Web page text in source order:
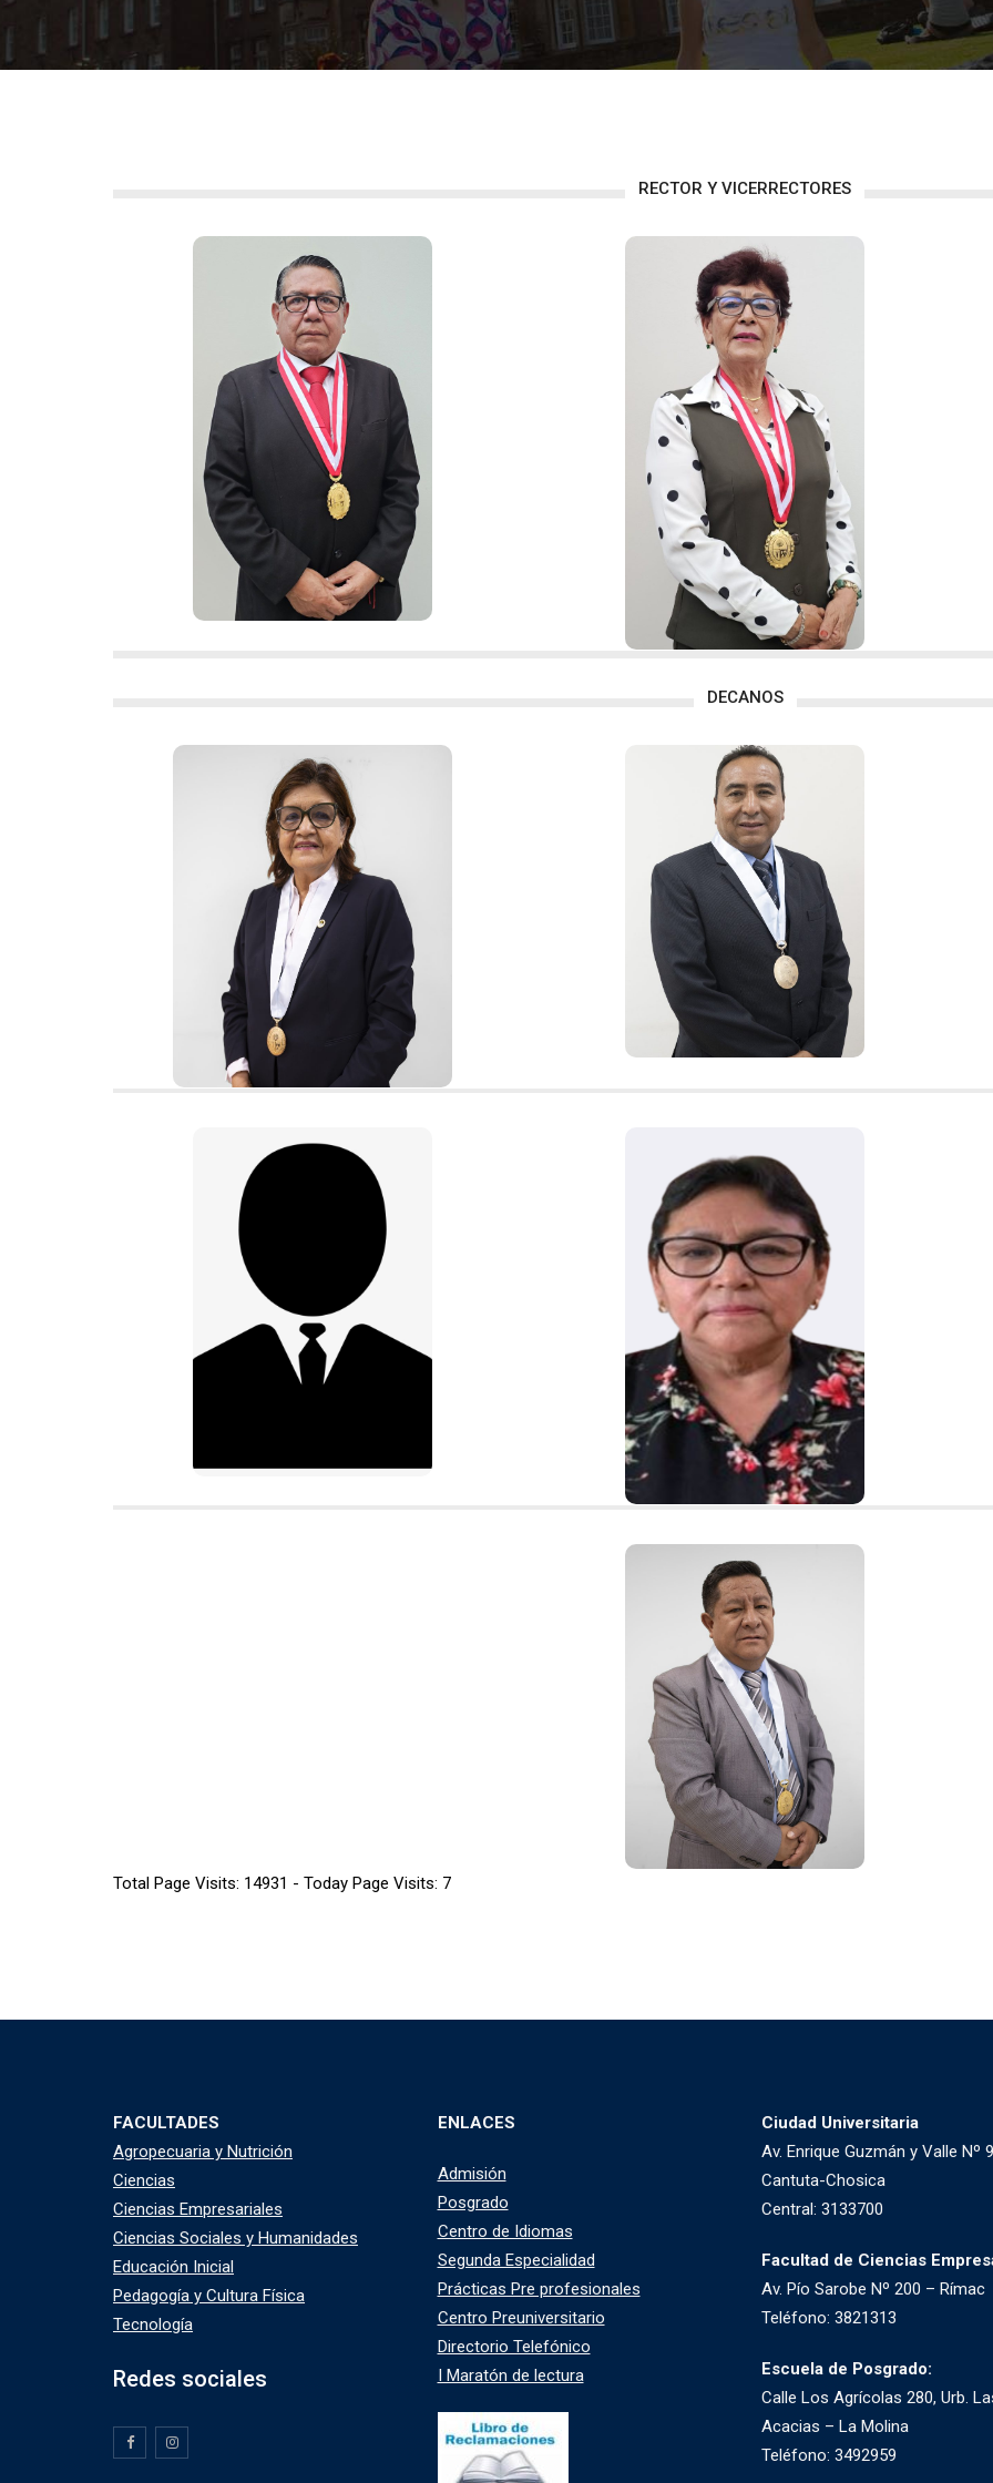
RECTOR Y VICERRECTORES
DR. TITO
DOROTEO
ACOSTA CASTRO
Rector
Resolución Nº 1436
-2026-R-UNE
rectorado@une.edu.pe
313-3700 – Anexo
DRA. VIRGINIA
GABRIELA RUIZ
PALLADINI
Vicerrectora Académica
Resolución Nº 1437
-2026-R-UNE
vice-academico@une.edu.pe
313-3700 – Anexo
3010
DECANOS
Dra. Ligia Isaida
Rosaura
Gutiérrez Deza
Decana Facultad de Agropecuaria y
Nutrición
fan@une.edu.pe
313-3700 – Anexo 4400 –
Dr. Lolo José
Caballero
Cifuentes
Decano de Facultad de Ciencias
ciencias@une.edu.pe
313-3700 – Anexo
4000 – 4010
Dra. Liliana
Castillo Vento
Decana Facultad de Ciencias
Sociales y Humanidades
humanidades@une.edu.pe
Dra. Consuelo
Nora
Casimiro
Urcos
Decana Facultad de Educación
Inicial
finicial@une.edu.pe
313-3700 – Anexo
4300 – 4310
Dr. Daniel
Ramón
Chirinos
Armas
Decano Facultad de Tecnología
fatec@une.edu.pe
313-3700 – Anexo
4500 – 4510
Total Page Visits: 14931 - Today Page Visits: 7
FACULTADES
Agropecuaria y Nutrición
Ciencias
Ciencias Empresariales
Ciencias Sociales y Humanidades
Educación Inicial
Pedagogía y Cultura Física
Tecnología
Redes sociales
ENLACES
Admisión
Posgrado
Centro de Idiomas
Segunda Especialidad
Prácticas Pre profesionales
Centro Preuniversitario
Directorio Telefónico
I Maratón de lectura
Ciudad Universitaria
Av. Enrique Guzmán y Valle Nº
Cantuta-Chosica
Central: 3133700
Facultad de Ciencias
Av. Pío Sarobe Nº 200 – Rímac
Teléfono: 3821313
Escuela de Posgrado:
Calle Los Agrícolas 280, Urb.
Acacias – La Molina
Teléfono: 3492959